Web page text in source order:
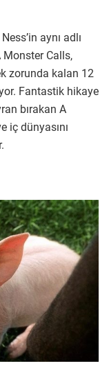
aynı adlı
Monster Calls,
zorunda kalan 12
Fantastik hikaye
bırakan A
iç dünyasını